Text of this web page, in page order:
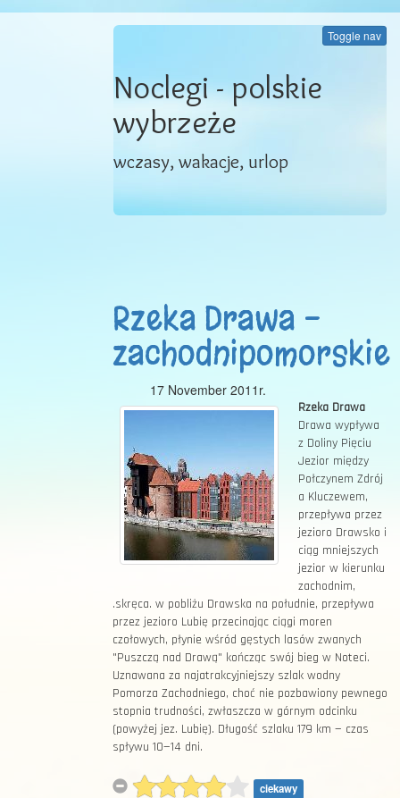
Toggle nav
Noclegi - polskie
wybrzeże
wczasy, wakacje, urlop
Rzeka Drawa -
zachodnipomorskie
17 November 2011r.
Rzeka Drawa
Drawa wypływa
z Doliny Pięciu
Jezior między
Połczynem Zdrój
a Kluczewem,
przepływa przez
jezioro Drawsko i
ciąg mniejszych
jezior w kierunku
zachodnim,
.skręca. w pobliżu Drawska na południe, przepływa
przez jezioro Lubię przecinając ciągi moren
czołowych, płynie wśród gęstych lasów zwanych
"Puszczą nad Drawą" kończąc swój bieg w Noteci.
Uznawana za najatrakcyjniejszy szlak wodny
Pomorza Zachodniego, choć nie pozbawiony pewnego
stopnia trudności, zwłaszcza w górnym odcinku
(powyżej jez. Lubię). Długość szlaku 179 km — czas
spływu 10—14 dni.
ciekawy